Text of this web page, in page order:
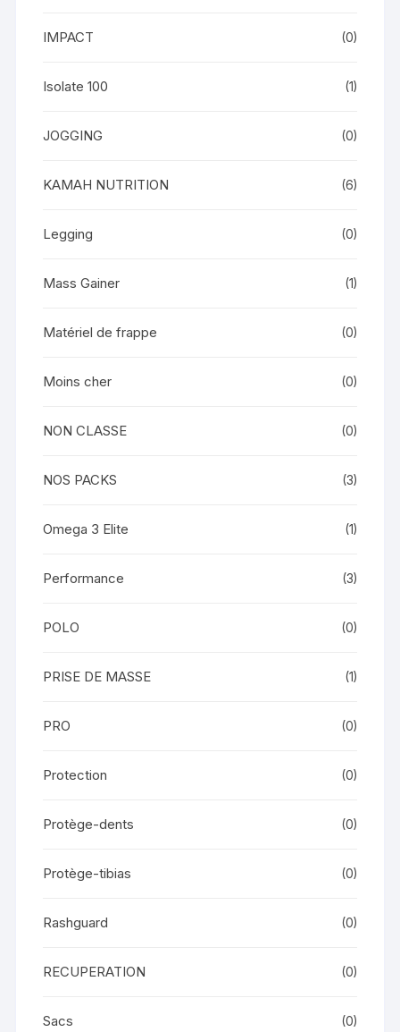
IMPACT (0)
Isolate 100 (1)
JOGGING (0)
KAMAH NUTRITION (6)
Legging (0)
Mass Gainer (1)
Matériel de frappe (0)
Moins cher (0)
NON CLASSE (0)
NOS PACKS (3)
Omega 3 Elite (1)
Performance (3)
POLO (0)
PRISE DE MASSE (1)
PRO (0)
Protection (0)
Protège-dents (0)
Protège-tibias (0)
Rashguard (0)
RECUPERATION (0)
Sacs (0)